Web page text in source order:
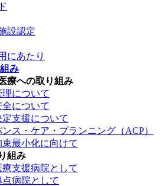
設認定
にあたり
み
療への取り組み
について
全について
支援について
ス・ケア・プランニング（ACP）
最小化に向けて
組み
支援病院として
点病院として